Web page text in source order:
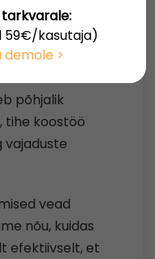
tarkvara
põhjalik
tihe koostöö
vead
nõu, kuidas
efektiivselt, et
59€/kasutaja)
>